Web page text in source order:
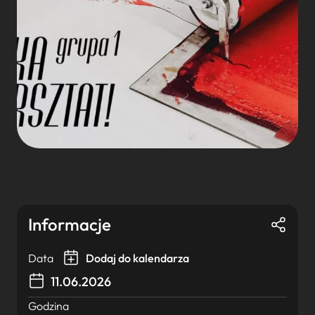
Informacje
Data Dodaj do kalendarza
11.06.2026
Godzina